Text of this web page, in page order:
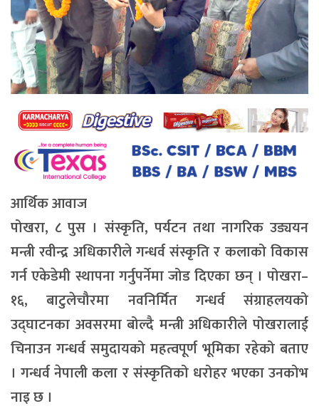
आर्थिक आवाज
पोखरा, ८ पुस । संस्कृति, पर्यटन तथा नागरिक उड्ययन
मन्त्री रवीन्द्र अधिकारीले गन्धर्व संस्कृति र कलाको विकास
गर्न एकेडेमी स्थापना गर्नुपर्नेमा जोड दिएका छन् । पोखरा–
१६, बाटुलेचौरमा नवनिर्मित गन्धर्व संग्राहलयको
उद्घाटनका अवसरमा बोल्दै मन्त्री अधिकारीले पोखरालाई
चिनाउन गन्धर्व समुदायको महत्वपूर्ण भूमिका रहेको बताए
। गन्धर्व नेपाली कला र संस्कृतिको धरोहर भएका उनकोभ
नाइ छ ।